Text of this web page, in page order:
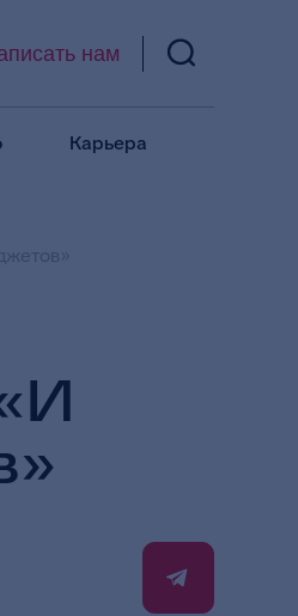
нам
Карьера